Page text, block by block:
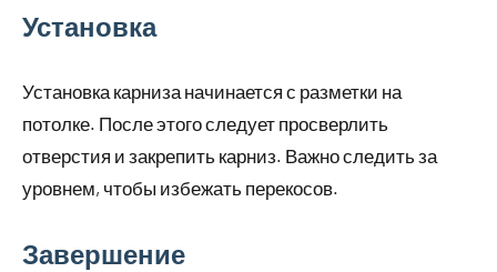
Установка
Установка карниза начинается с разметки на
потолке. После этого следует просверлить
отверстия и закрепить карниз. Важно следить за
уровнем, чтобы избежать перекосов.
Завершение